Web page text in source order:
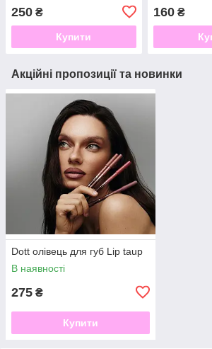
250 ₴
Купити
160₴
Акційні пропозиції та новинки
Dott олівець для губ Lip taup
В наявності
275 ₴
Купити